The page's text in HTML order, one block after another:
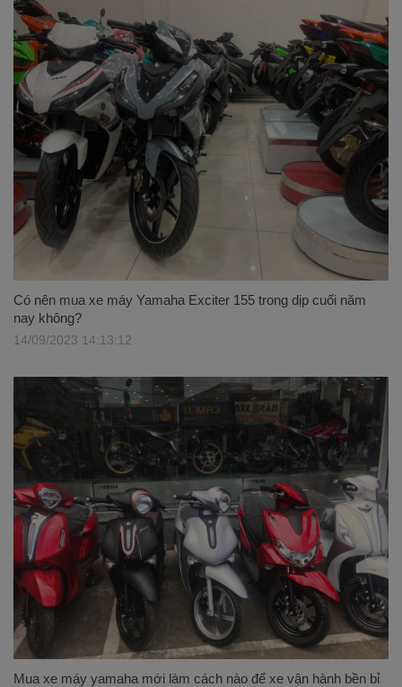
Có nên mua xe máy Yamaha Exciter 155 trong dịp cuối năm
nay không?
14/09/2023 14:13:12
Mua xe máy yamaha mới làm cách nào để xe vận hành bền bỉ